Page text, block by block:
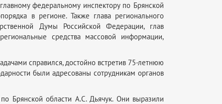
федеральному инспектору по Брянской
в регионе. Также глава регионального
Думы Российской Федерации, глав
средства массовой информации,
справился, достойно встретив 75-летнюю
были адресованы сотрудникам органов
Брянской области А.С. Дьячук. Они выразили